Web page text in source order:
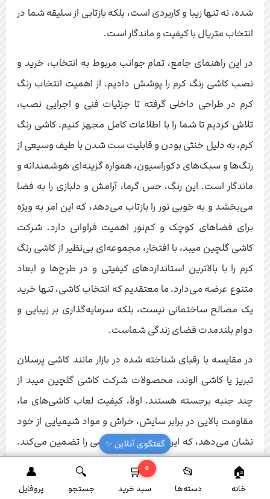
شده، نه تنها زیبا و کاربردی است، بلکه بازتابی از سلیقه شما در
انتخاب متریال با کیفیت و ماندگار است.
در این راهنمای جامع، تمام جوانب مربوط به انتخاب، خرید و
نصب کاشی رنگ کرم را پوشش دادیم. از اهمیت انتخاب رنگ
کرم در طراحی داخلی گرفته تا جزئیات فنی و اجرایی نصب،
تلاش کردیم تا شما را با اطلاعات کامل مجهز کنیم. کاشی رنگ
کرم، به دلیل خنثی بودن و قابلیت ست شدن با طیف وسیعی از
رنگ‌ها و سبک‌های دکوراسیون، همواره گزینه‌ای هوشمندانه و
ماندگار است. این رنگ، حس گرما، آرامش و دلبازی را به فضا
می‌بخشد و به خوبی نور را بازتاب می‌دهد، که این امر به ویژه
برای فضاهای کوچک و کم‌نور اهمیت فراوانی دارد. شرکت
کاشی گلچین میبد، با افتخار، مجموعه‌ای بی‌نظیر از کاشی رنگ
کرم را با بالاترین استانداردهای کیفیتی و در طرح‌ها و ابعاد
متنوع عرضه می‌دارد. ما معتقدیم که انتخاب کاشی، تنها خرید
یک مصالح ساختمانی نیست، بلکه سرمایه‌گذاری بر زیبایی و
دوام بلندمدت فضای زندگی شماست.
در مقایسه با رقبای شناخته شده در بازار مانند کاشی پرسلان
تبریز یا کاشی الوند، محصولات شرکت کاشی گلچین میبد از
چند جنبه برجسته هستند. اولاً، کیفیت لعاب کاشی‌های ما،
مقاومت بالایی در برابر سایش، خراش و مواد شیمیایی از خود
نشان می‌دهد، که این امر طول عمر کاشی را تضمین می‌کند.
ثانیاً، تنوع طرح و رنگ کاشی رنگ کرم در مجموعه ما، به شما
این امکان را می‌دهد که دقیقاً کاشی مورد نظر خود را بیابید، از
خانه دسته‌ها سبد خرید
0
جستجو پروفایل
گفتگوی آنلاین ✨